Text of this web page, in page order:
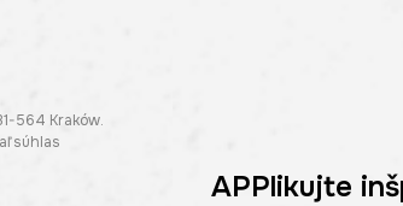
564 Kraków.
súhlas
APPlikujte